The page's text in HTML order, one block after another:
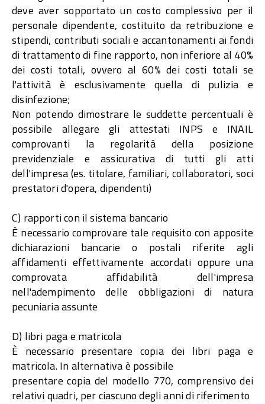
deve aver sopportato un costo complessivo per il
personale dipendente, costituito da retribuzione e
stipendi, contributi sociali e accantonamenti ai fondi
di trattamento di fine rapporto, non inferiore al 40%
dei costi totali, ovvero al 60% dei costi totali se
l'attività è esclusivamente quella di pulizia e
disinfezione;
Non potendo dimostrare le suddette percentuali è
possibile allegare gli attestati INPS e INAIL
comprovanti la regolarità della posizione
previdenziale e assicurativa di tutti gli atti
dell'impresa (es. titolare, familiari, collaboratori, soci
prestatori d'opera, dipendenti)
C) rapporti con il sistema bancario
È necessario comprovare tale requisito con apposite
dichiarazioni bancarie o postali riferite agli
affidamenti effettivamente accordati oppure una
comprovata affidabilità dell'impresa
nell'adempimento delle obbligazioni di natura
pecuniaria assunte
D) libri paga e matricola
È necessario presentare copia dei libri paga e
matricola. In alternativa è possibile
presentare copia del modello 770, comprensivo dei
relativi quadri, per ciascuno degli anni di riferimento